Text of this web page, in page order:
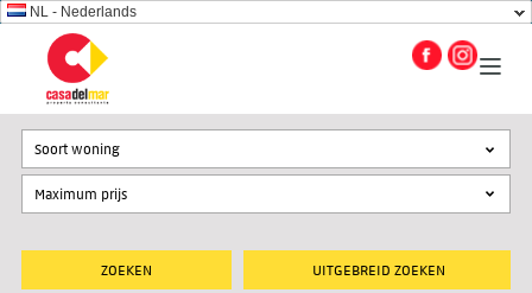
NL - Nederlands
UITGEBREID ZOEKEN
Soort woning